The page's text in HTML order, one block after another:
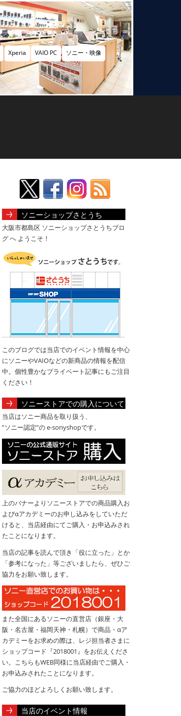
Xperia VAIO PC ソニー・映像
ソニーショップさとうち
大阪市都島区 ソニーショップさとうちブロ
グ へ ようこそ！
このブログでは当店でのイベント情報を中心
にソニーやVAIOなどの新商品の情報を配信
中。個性豊かなプライベート記事にもご注目
ください！
ソニーストアでの購入について
当店はソニー商品を取り扱う、
”ソニー認定”の e-sonyshopです。
上のバナーよりソニーストアでの商品購入お
よびαアカデミーのお申し込みをしていただ
けると、当店経由にてご購入・お申込みされ
たことになります。
当店の記事を読んで頂き「役に立った」とか
「参考になった」等ございましたら、ぜひご
協力をお願い致します。
また全国にあるソニーの直営店（銀座・大
阪・名古屋・福岡天神・札幌）で商品・αア
カデミーをお求めの際は、レジ担当者さまに
ショップコード『2018001』をお伝えくださ
い。こちらもWEB同様に当店経由でご購入・
お申込みされたことになります。
ご協力のほどよろしくお願い致します。
当店のイベント情報